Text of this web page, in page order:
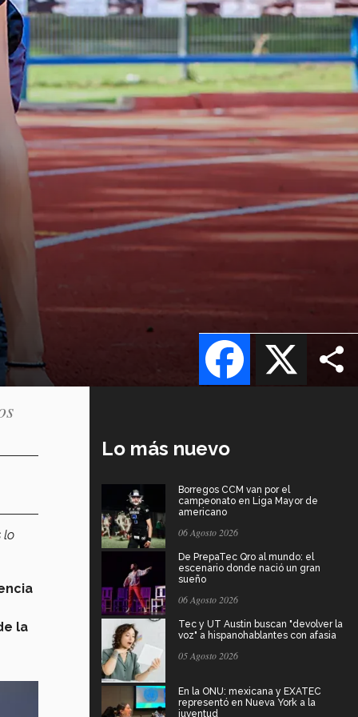
X
Facebook
lo
la
Lo más nuevo
Borregos CCM van por el
campeonato en Liga Mayor de
americano
06 Agosto 2026
De PrepaTec Qro al mundo: el
escenario donde nació un gran
sueño
06 Agosto 2026
Tec y UT Austin buscan "devolver la
voz" a hispanohablantes con afasia
05 Agosto 2026
En la ONU: mexicana y EXATEC
representó en Nueva York a la
juventud